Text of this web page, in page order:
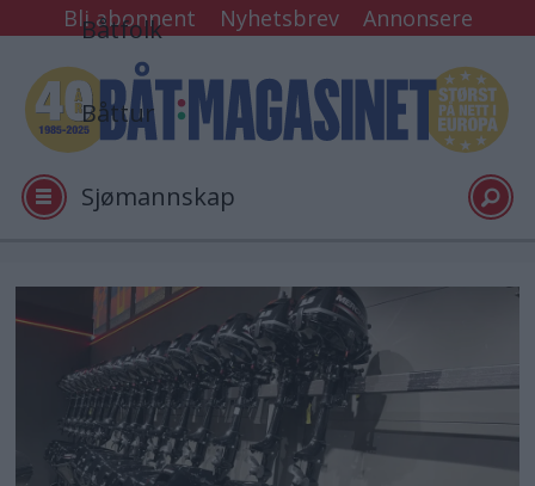
Bli abonnent Nyhetsbrev Annonsere
Båtfolk
Båttur
Sjømannskap
Tester
Arkiv
Video